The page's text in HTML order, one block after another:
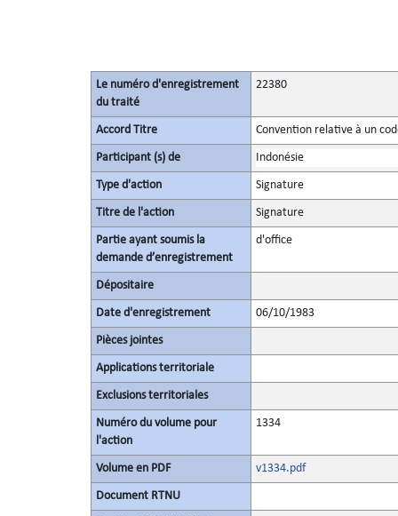
Le numéro d'enregistrement
du traité
22380
Accord Titre Convention relative à un
Participant (s) de Indonésie
Type d'action Signature
Titre de l'action Signature
Partie ayant soumis la
demande d’enregistrement
d'office
Dépositaire
Date d'enregistrement 06/10/1983
Pièces jointes
Applications territoriale
Exclusions territoriales
Numéro du volume pour
l'action
1334
Volume en PDF v1334.pdf
Document RTNU